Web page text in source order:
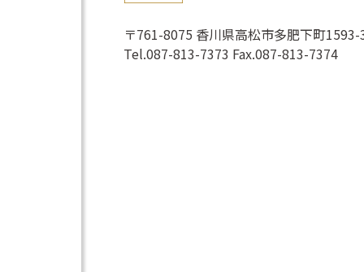
〒761-8075 香川県高松市多肥下町
Tel.087-813-7373 Fax.087-813-7374